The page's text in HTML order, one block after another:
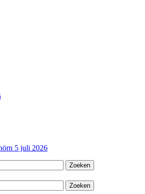
5 juli 2026
Zoeken
Zoeken